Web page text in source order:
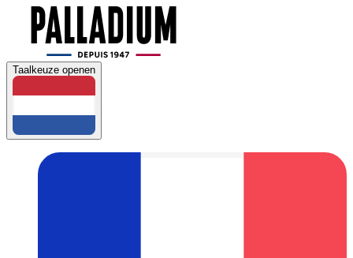
Taalkeuze openen